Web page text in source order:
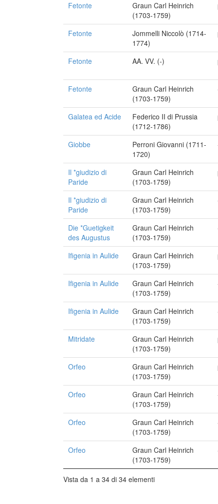
Fetonte
Graun Carl Heinrich
(1703-1759)
Fetonte
Jommelli Niccolò (1714-
1774)
Fetonte AA. VV. (-)
Fetonte
Graun Carl Heinrich
(1703-1759)
Galatea ed Acide
Federico II di Prussia
(1712-1786)
Giobbe
Perroni Giovanni (1711-
1720)
Il *giudizio di
Paride
Graun Carl Heinrich
(1703-1759)
Il *giudizio di
Paride
Graun Carl Heinrich
(1703-1759)
Die *Guetigkeit
des Augustus
Graun Carl Heinrich
(1703-1759)
Ifigenia in Aulide
Graun Carl Heinrich
(1703-1759)
Ifigenia in Aulide
Graun Carl Heinrich
(1703-1759)
Ifigenia in Aulide
Graun Carl Heinrich
(1703-1759)
Mitridate
Graun Carl Heinrich
(1703-1759)
Orfeo
Graun Carl Heinrich
(1703-1759)
Orfeo
Graun Carl Heinrich
(1703-1759)
Orfeo
Graun Carl Heinrich
(1703-1759)
Orfeo
Graun Carl Heinrich
(1703-1759)
Vista da 1 a 34 di 34 elementi